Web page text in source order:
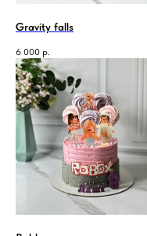
Gravity falls
6 000 р.